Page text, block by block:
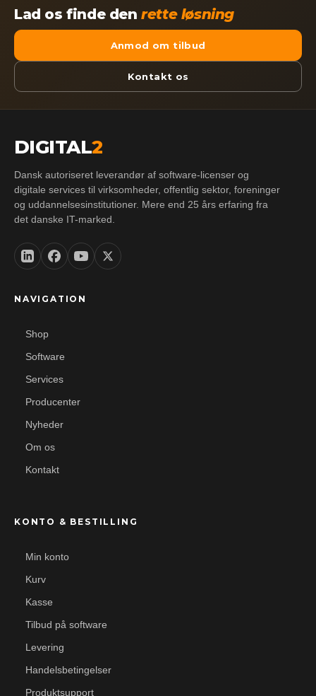
Lad os finde denrette løsning
Anmod om tilbud
Kontakt os
DIGITAL2
Dansk autoriseret leverandør af software-licenser og
digitale services til virksomheder, offentlig sektor, foreninger
og uddannelsesinstitutioner. Mere end 25 års erfaring fra
det danske IT-marked.
NAVIGATION
Shop
Software
Services
Producenter
Nyheder
Om os
Kontakt
KONTO & BESTILLING
Min konto
Kurv
Kasse
Tilbud på software
Levering
Handelsbetingelser
Produktsupport